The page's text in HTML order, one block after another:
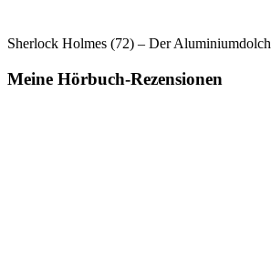
Sherlock Holmes (72) – Der Aluminiumdolch
Meine Hörbuch-Rezensionen